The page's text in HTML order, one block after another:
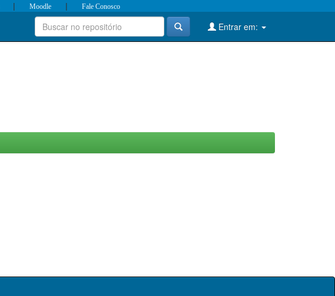
| Moodle | Fale Conosco
Entrar em: